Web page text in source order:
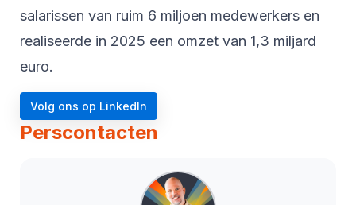
salarissen van ruim 6 miljoen medewerkers en
realiseerde in 2025 een omzet van 1,3 miljard
euro.
Volg ons op LinkedIn
Perscontacten